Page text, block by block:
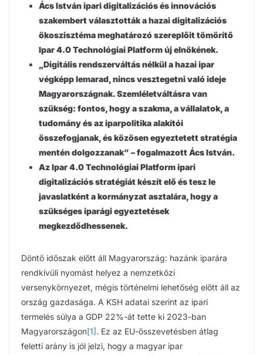
Ács István ipari digitalizációs és innovációs
szakembert választották a hazai digitalizációs
ökoszisztéma meghatározó szereplőit tömörítő
Ipar 4.0 Technológiai Platform új elnökének.
„Digitális rendszerváltás nélkül a hazai ipar
végképp lemarad, nincs vesztegetni való ideje
Magyarországnak. Szemléletváltásra van
szükség: fontos, hogy a szakma, a vállalatok, a
tudomány és az iparpolitika alakítói
összefogjanak, és közösen egyeztetett stratégia
mentén dolgozzanak” – fogalmazott Ács István.
Az Ipar 4.0 Technológiai Platform ipari
digitalizációs stratégiát készít elő és tesz le
javaslatként a kormányzat asztalára, hogy a
szükséges iparági egyeztetések
megkezdődhessenek.
Döntő időszak előtt áll Magyarország: hazánk iparára
rendkívüli nyomást helyez a nemzetközi
versenykörnyezet, mégis történelmi lehetőség előtt áll az
ország gazdasága. A KSH adatai szerint az ipari
termelés súlya a GDP 22%-át tette ki 2023-ban
Magyarországon[1]. Ez az EU-összevetésben átlag
feletti arány is jól jelzi, hogy a magyar ipar